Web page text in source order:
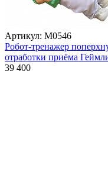
Артикул: М0546
Робот-тренажер
отработки приёма
39 400